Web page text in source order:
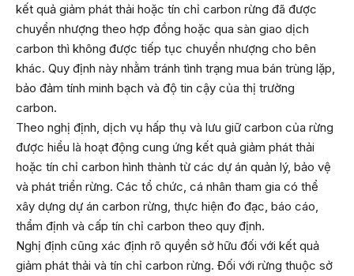
kết quả giảm phát thải hoặc tín chỉ carbon rừng đã được
chuyển nhượng theo hợp đồng hoặc qua sàn giao dịch
carbon thì không được tiếp tục chuyển nhượng cho bên
khác. Quy định này nhằm tránh tình trạng mua bán trùng lặp,
bảo đảm tính minh bạch và độ tin cậy của thị trường
carbon.
Theo nghị định, dịch vụ hấp thụ và lưu giữ carbon của rừng
được hiểu là hoạt động cung ứng kết quả giảm phát thải
hoặc tín chỉ carbon hình thành từ các dự án quản lý, bảo vệ
và phát triển rừng. Các tổ chức, cá nhân tham gia có thể
xây dựng dự án carbon rừng, thực hiện đo đạc, báo cáo,
thẩm định và cấp tín chỉ carbon theo quy định.
Nghị định cũng xác định rõ quyền sở hữu đối với kết quả
giảm phát thải và tín chỉ carbon rừng. Đối với rừng thuộc sở